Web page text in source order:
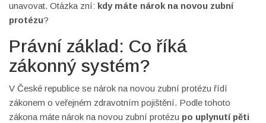
unavovat. Otázka zní: kdy máte nárok na novou zubní
protézu?
Právní základ: Co říká
zákonný systém?
V České republice se nárok na novou zubní protézu řídí
zákonem o veřejném zdravotním pojištění. Podle tohoto
zákona máte nárok na novou zubní protézu po uplynutí pěti